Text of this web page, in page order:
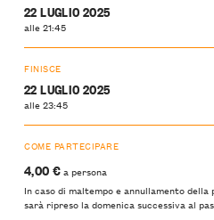
22 LUGLIO 2025
alle 21:45
FINISCE
22 LUGLIO 2025
alle 23:45
COME PARTECIPARE
4,00 €a persona
In caso di maltempo e annullamento
sarà ripreso la domenica successiva al